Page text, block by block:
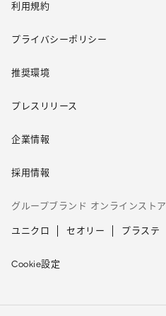
利用規約
プライバシーポリシー
推奨環境
プレスリリース
企業情報
採用情報
グループブランド オンラインストア
ユニクロ セオリー プラステ
Cookie設定